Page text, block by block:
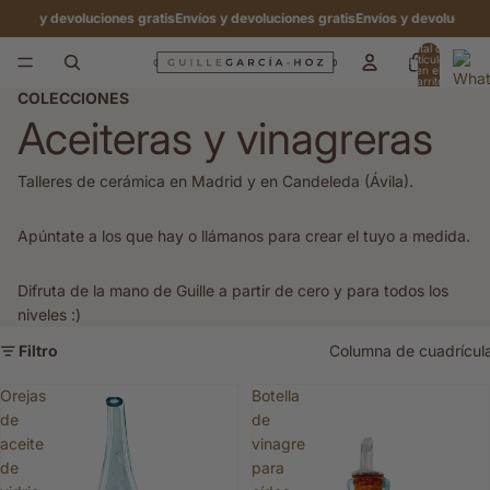
y devoluciones gratisEnvíos y devoluciones gratisEnvíos y
Total de
artículos
en el
carrito:
COLECCIONES
Aceiteras y vinagreras
Talleres de cerámica en Madrid y en Candeleda (Ávila).
Apúntate a los que hay o llámanos para crear el tuyo a medida.
Difruta de la mano de Guille a partir de cero y para todos los
niveles :)
Filtro
Columna de
Orejas
de
aceite
de
Botella
de
vinagre
para